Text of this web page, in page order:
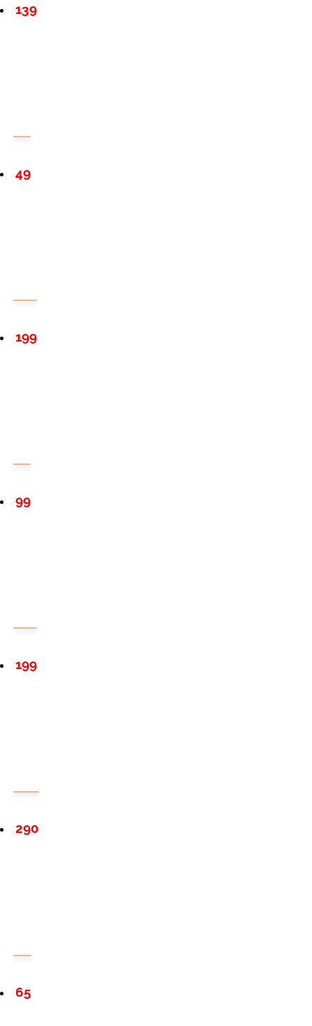
139
49
199
99
199
290
65